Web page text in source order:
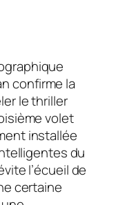
confirme la
le thriller
volet
installée
du
l’écueil de
certaine